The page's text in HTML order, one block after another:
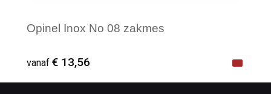
Opinel Inox No 08 zakmes
vanaf € 13,56